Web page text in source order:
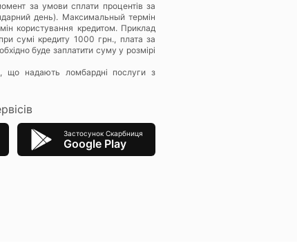
за умови сплати процентів за
день). Максимальный термін
користування кредитом. Приклад
сумі кредиту 1000 грн., плата за
буде заплатити суму у розмірі
що надають ломбардні послуги з
Застосунок Скарбниця
Google Play